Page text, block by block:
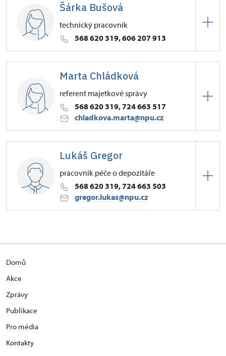
Zámek 1/, Náměšť nad Oslavou
Šárka Bušová
technický pracovník
568 620 319, 606 207 913
Zámek 1/, Náměšť nad Oslavou
Marta Chládková
referent majetkové správy
568 620 319, 724 663 517
chladkova.marta@npu.cz
Zámek 1/, Náměšť nad Oslavou
dílčí zástup kastelána
Lukáš Gregor
pracovník péče o depozitáře
568 620 319, 724 663 503
gregor.lukas@npu.cz
Domů
Akce
Zprávy
Publikace
Pro média
Kontakty